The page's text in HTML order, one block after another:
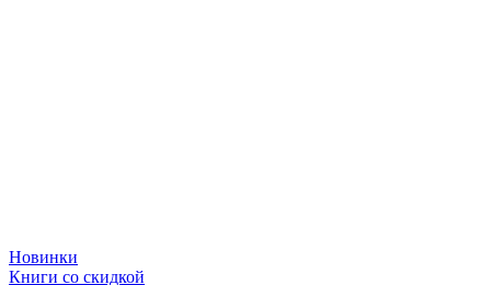
Новинки
Книги со скидкой